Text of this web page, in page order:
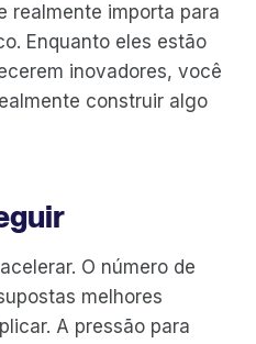
realmente importa para
Enquanto eles estão
inovadores, você
construir algo
O número de
melhores
A pressão para